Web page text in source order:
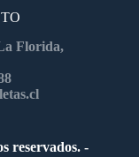
Florida,
reservados. -